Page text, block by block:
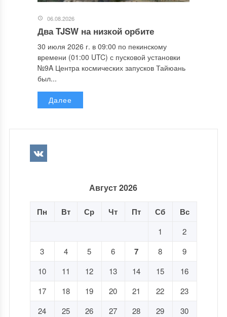
06.08.2026
Два TJSW на низкой орбите
30 июля 2026 г. в 09:00 по пекинскому
времени (01:00 UTC) с пусковой установки
№9A Центра космических запусков Тайюань
был...
Далее
Август 2026
Пн Вт Ср Чт Пт Сб Вс
1
2
3
4 5 6 7 8
9
10
11 12 13 14 15
16
17
18 19 20 21 22
23
24
25 26 27 28 29
30